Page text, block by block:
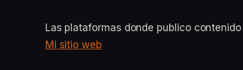
Las plataformas donde publico
Mi sitio web